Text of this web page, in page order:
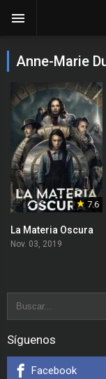
Anne-Marie
7.6
La Materia Oscura
Nov. 03, 2019
Síguenos
Facebook